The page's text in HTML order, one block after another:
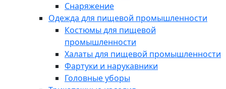
Снаряжение
Одежда для пищевой промышленности
Костюмы для пищевой
промышленности
Халаты для пищевой промышленности
Фартуки и нарукавники
Головные уборы